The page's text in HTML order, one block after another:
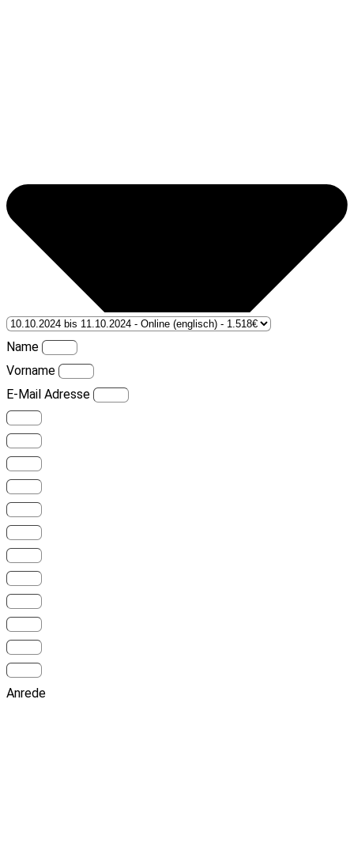
Name
Vorname
E-Mail Adresse
Anrede